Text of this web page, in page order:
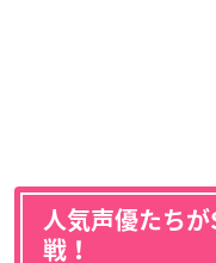
人気声優たち
戦！